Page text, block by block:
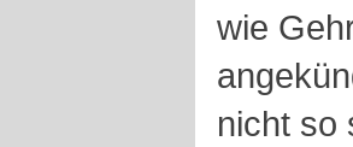
wie
nicht so